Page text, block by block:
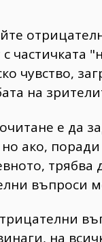
с
чувство,
на
е да
ако,
трябва
въпроси
на